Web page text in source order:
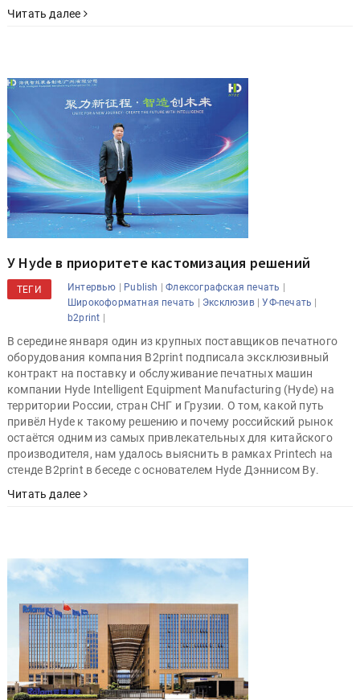
Читать далее
У Hyde в приоритете кастомизация решений
ТЕГИ Интервью | Publish |Флексографская печать |
Широкоформатная печать | Эксклюзив|УФ-печать |
b2print |
В середине января один из крупных поставщиков печатного
оборудования компания B2print подписала эксклюзивный
контракт на поставку и обслуживание печатных машин
компании Hyde Intelligent Equipment Manufacturing (Hyde) на
территории России, стран СНГ и Грузии. О том, какой путь
привёл Hyde к такому решению и почему российский рынок
остаётся одним из самых привлекательных для китайского
производителя, нам удалось выяснить в рамках Printech на
стенде B2print в беседе с основателем Hyde Дэннисом Ву.
Читать далее